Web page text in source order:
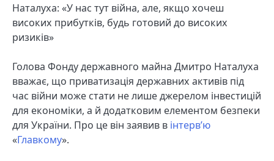
Наталуха: «У нас тут війна, але, якщо хочеш
високих прибутків, будь готовий до високих
ризиків»
Голова Фонду державного майна Дмитро Наталуха
вважає, що приватизація державних активів під
час війни може стати не лише джерелом інвестицій
для економіки, а й додатковим елементом безпеки
для України. Про це він заявив в інтерв’ю
«Главкому».